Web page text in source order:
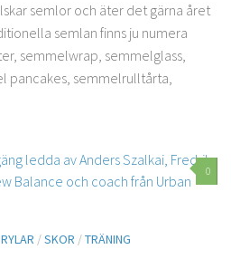
semlor och äter det gärna året
semlan finns ju numera
semmelwrap, semmelglass,
pancakes, semmelrulltårta,
0
/SKOR /TRÄNING